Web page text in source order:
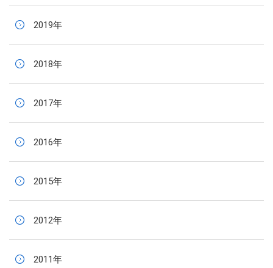
2019年
2018年
2017年
2016年
2015年
2012年
2011年